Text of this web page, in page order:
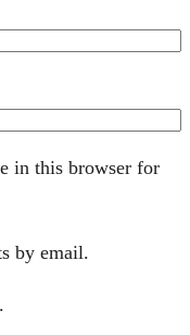
in this browser for
by email.